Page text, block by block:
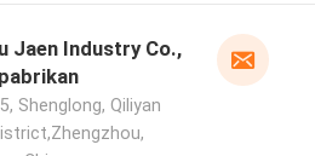
Jaen Industry Co.,
Shenglong, Qiliyan